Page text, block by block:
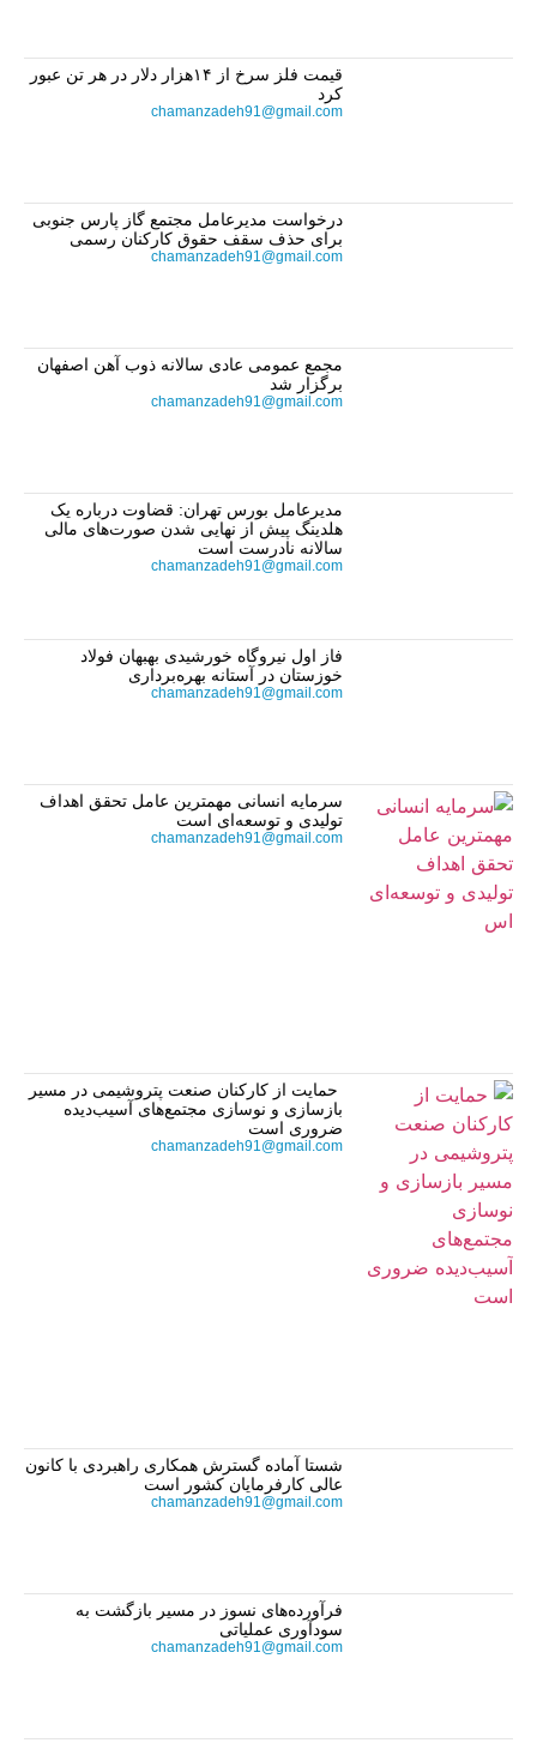
قیمت فلز سرخ از ۱۴هزار دلار در هر تن عبور
کرد
chamanzadeh91@gmail.com
درخواست مدیرعامل مجتمع گاز پارس جنوبی
برای حذف سقف حقوق کارکنان رسمی
chamanzadeh91@gmail.com
مجمع عمومی عادی سالانه ذوب آهن اصفهان
برگزار شد
chamanzadeh91@gmail.com
مدیرعامل بورس تهران: قضاوت درباره یک
هلدینگ پیش از نهایی شدن صورت‌های مالی
سالانه نادرست است
chamanzadeh91@gmail.com
فاز اول نیروگاه خورشیدی بهبهان فولاد
خوزستان در آستانه بهره‌برداری
chamanzadeh91@gmail.com
سرمایه انسانی مهمترین عامل تحقق اهداف
تولیدی و توسعه‌ای است
chamanzadeh91@gmail.com
حمایت از کارکنان صنعت پتروشیمی در مسیر
بازسازی و نوسازی مجتمع‌های آسیب‌دیده
ضروری است
chamanzadeh91@gmail.com
شستا آماده گسترش همکاری راهبردی با کانون
عالی کارفرمایان کشور است
chamanzadeh91@gmail.com
فرآورده‌های نسوز در مسیر بازگشت به
سودآوری عملیاتی
chamanzadeh91@gmail.com